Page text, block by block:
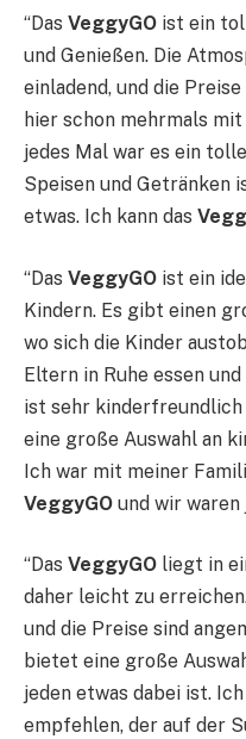
“Das VeggyGO ist ein
und Genießen. Die
einladend, und die
hier schon mehrmals
jedes Mal war es ein
Speisen und Getränken
etwas. Ich kann das
“Das VeggyGO ist ein
Kindern. Es gibt einen
wo sich die Kinder
Eltern in Ruhe essen
ist sehr
eine große Auswahl an
Ich war mit meiner
VeggyGO und wir waren
“Das VeggyGO liegt in
daher leicht zu
und die Preise sind
bietet eine große
jeden etwas dabei ist. Ich
empfehlen, der auf der